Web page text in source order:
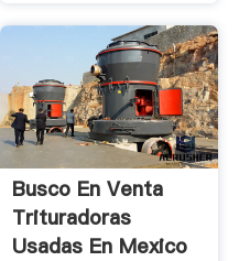
Busco En Venta
Trituradoras
Usadas En Mexico